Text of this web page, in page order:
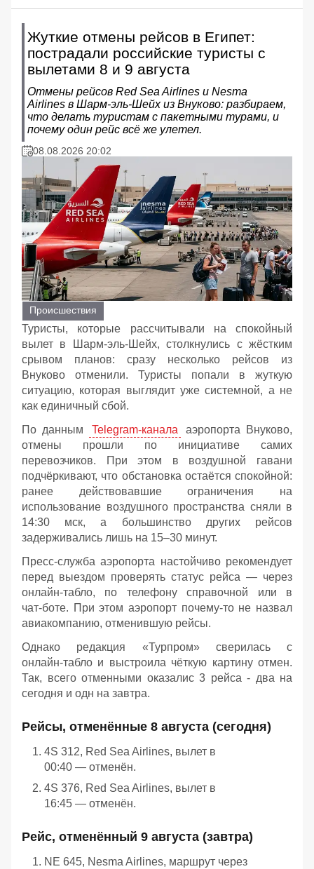
Жуткие отмены рейсов в Египет:
пострадали российские туристы с
вылетами 8 и 9 августа
Отмены рейсов Red Sea Airlines и Nesma
Airlines в Шарм‑эль‑Шейх из Внуково: разбираем,
что делать туристам с пакетными турами, и
почему один рейс всё же улетел.
08.08.2026 20:02
Происшествия
Туристы, которые рассчитывали на спокойный
вылет в Шарм‑эль‑Шейх, столкнулись с жёстким
срывом планов: сразу несколько рейсов из
Внуково отменили. Туристы попали в жуткую
ситуацию, которая выглядит уже системной, а не
как единичный сбой.
По данным
Telegram‑канала
аэропорта Внуково,
отмены прошли по инициативе самих
перевозчиков. При этом в воздушной гавани
подчёркивают, что обстановка остаётся спокойной:
ранее действовавшие ограничения на
использование воздушного пространства сняли в
14:30 мск, а большинство других рейсов
задерживались лишь на 15–30 минут.
Пресс‑служба аэропорта настойчиво рекомендует
перед выездом проверять статус рейса — через
онлайн‑табло, по телефону справочной или в
чат‑боте. При этом аэропорт почему-то не назвал
авиакомпанию, отменившую рейсы.
Однако редакция «Турпром» сверилась с
онлайн‑табло и выстроила чёткую картину отмен.
Так, всего отменными оказалис 3 рейса - два на
сегодня и одн на завтра.
Рейсы, отменённые 8 августа (сегодня)
4S 312, Red Sea Airlines, вылет в
00:40 — отменён.
4S 376, Red Sea Airlines, вылет в
16:45 — отменён.
Рейс, отменённый 9 августа (завтра)
NE 645, Nesma Airlines, маршрут через